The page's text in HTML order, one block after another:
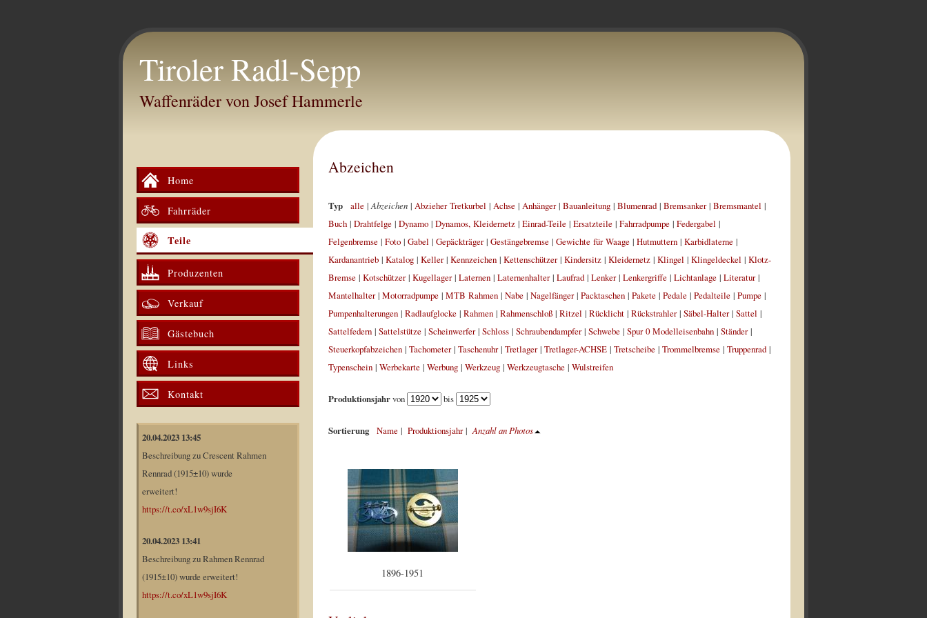
Tiroler Radl-Sepp
Waffenräder von Josef Hammerle
Home
Fahrräder
Teile
Produzenten
Verkauf
Gästebuch
Links
Kontakt
20.04.2023 13:45
Beschreibung zu Crescent Rahmen
Rennrad (1915±10) wurde
erweitert!
https://t.co/xL1w9sjI6K
20.04.2023 13:41
Beschreibung zu Rahmen Rennrad
(1915±10) wurde erweitert!
https://t.co/xL1w9sjI6K
Abzeichen
Typ alle|Abzeichen| Abzieher Tretkurbel | Achse| Anhänger| Bauanleitung| Blumenrad| Bremsanker| Bremsmantel |
Buch| Drahtfelge| Dynamo| Dynamos, Kleidernetz| Einrad-Teile| Ersatzteile| Fahrradpumpe| Federgabel |
Felgenbremse| Foto| Gabel | Gepäckträger| Gestängebremse| Gewichte für Waage| Hutmuttern| Karbidlaterne|
Kardanantrieb| Katalog| Keller| Kennzeichen| Kettenschützer| Kindersitz| Kleidernetz| Klingel | Klingeldeckel | Klotz-
Bremse| Kotschützer| Kugellager| Laternen| Laternenhalter| Laufrad| Lenker| Lenkergriffe| Lichtanlage| Literatur|
Mantelhalter| Motorradpumpe| MTB Rahmen| Nabe| Nagelfänger| Packtaschen| Pakete| Pedale| Pedalteile| Pumpe|
Pumpenhalterungen| Radlaufglocke| Rahmen| Rahmenschloß| Ritzel | Rücklicht| Rückstrahler| Säbel-Halter| Sattel |
Sattelfedern| Sattelstütze| Scheinwerfer| Schloss| Schraubendampfer| Schwebe| Spur 0 Modelleisenbahn| Ständer|
Steuerkopfabzeichen| Tachometer| Taschenuhr| Tretlager| Tretlager-ACHSE| Tretscheibe| Trommelbremse| Truppenrad|
Typenschein| Werbekarte| Werbung| Werkzeug| Werkzeugtasche| Wulstreifen
Produktionsjahrvon bis
Sortierung Name| Produktionsjahr|Anzahl an Photos
1896-1951